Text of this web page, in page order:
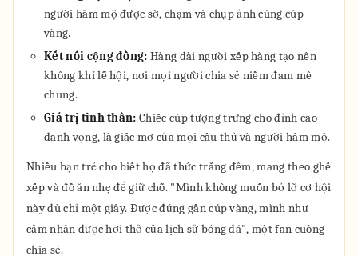
người hâm mộ được sờ, chạm và chụp ảnh cùng cúp
vàng.
Kết nối cộng đồng: Hàng dài người xếp hàng tạo nên
không khí lễ hội, nơi mọi người chia sẻ niềm đam mê
chung.
Giá trị tinh thần: Chiếc cúp tượng trưng cho đỉnh cao
danh vọng, là giấc mơ của mọi cầu thủ và người hâm mộ.
Nhiều bạn trẻ cho biết họ đã thức trắng đêm, mang theo ghế
xếp và đồ ăn nhẹ để giữ chỗ. "Mình không muốn bỏ lỡ cơ hội
này dù chỉ một giây. Được đứng gần cúp vàng, mình như
cảm nhận được hơi thở của lịch sử bóng đá", một fan cuồng
chia sẻ.